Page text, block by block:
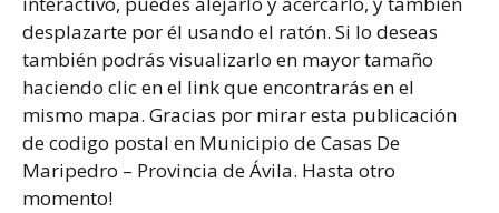
desplazarte por él usando el ratón. Si lo deseas
también podrás visualizarlo en mayor tamaño
haciendo clic en el link que encontrarás en el
mismo mapa. Gracias por mirar esta publicación
de codigo postal en Municipio de Casas De
Maripedro – Provincia de Ávila. Hasta otro
momento!